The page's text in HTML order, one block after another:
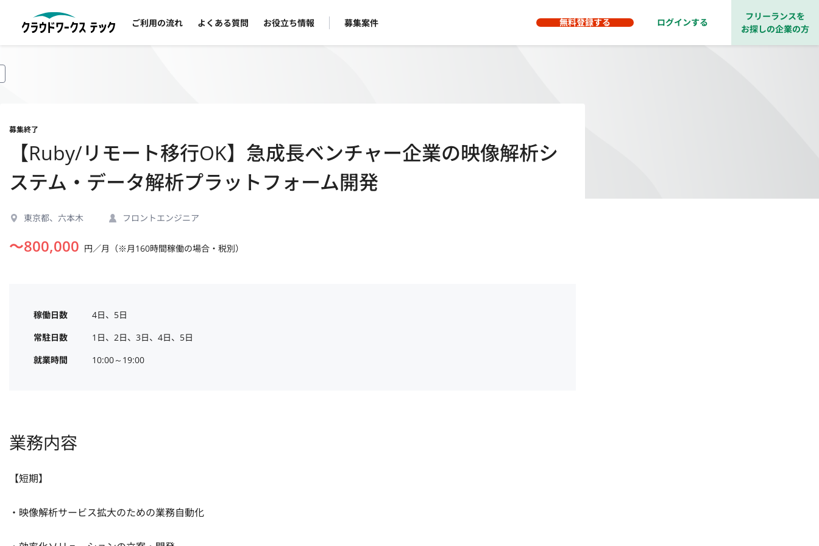
ご利用の流れ よくある質問 お役立ち情報 募集案件 無料登録する ログインする
フリーランスを
お探しの企業の方
募集終了
【Ruby/リモート移行OK】急成長ベンチャー企業の映像解析シ
ステム・データ解析プラットフォーム開発
東京都、六本木 フロントエンジニア
〜800,000 円／月（※月160時間稼働の場合・税別）
稼働日数
4日、5日
常駐日数
1日、2日、3日、4日、5日
就業時間
10:00～19:00
業務内容
【短期】
・映像解析サービス拡大のための業務自動化